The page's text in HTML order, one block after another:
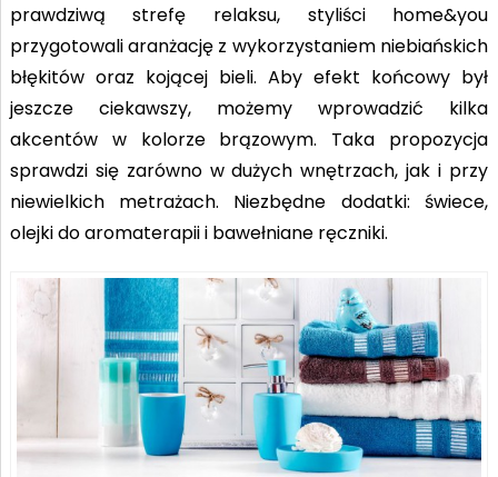
prawdziwą strefę relaksu, styliści home&you
przygotowali aranżację z wykorzystaniem niebiańskich
błękitów oraz kojącej bieli. Aby efekt końcowy był
jeszcze ciekawszy, możemy wprowadzić kilka
akcentów w kolorze brązowym. Taka propozycja
sprawdzi się zarówno w dużych wnętrzach, jak i przy
niewielkich metrażach. Niezbędne dodatki: świece,
olejki do aromaterapii i bawełniane ręczniki.